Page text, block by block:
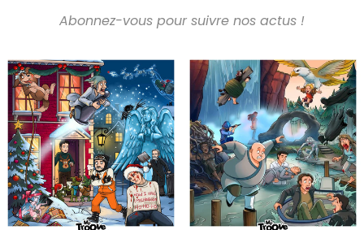
Abonnez-vous pour suivre nos actus !